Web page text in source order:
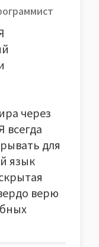
через
всегда
для
язык
верю